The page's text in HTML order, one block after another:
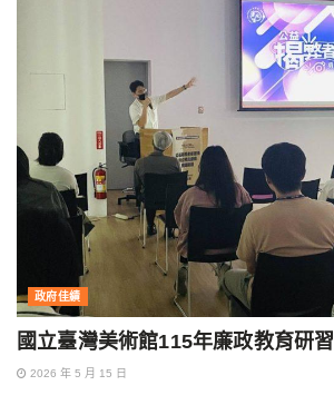
政府佳績
國立臺灣美術館115年廉政教育研習
2026 年 5 月 15 日